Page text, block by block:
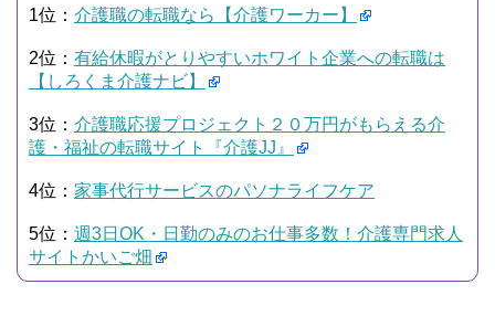
1位： 介護職の転職なら【介護ワーカー】
2位： 有給休暇がとりやすいホワイト企業への転職は
【しろくま介護ナビ】
3位： 介護職応援プロジェクト２０万円がもらえる介
護・福祉の転職サイト『介護JJ』
4位： 家事代行サービスのパソナライフケア
5位： 週3日OK・日勤のみのお仕事多数！介護専門求人
サイトかいご畑